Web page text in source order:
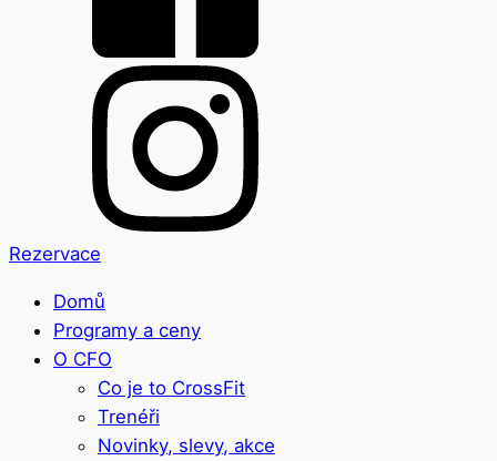
Rezervace
Domů
Programy a ceny
O CFO
Co je to CrossFit
Trenéři
Novinky, slevy, akce